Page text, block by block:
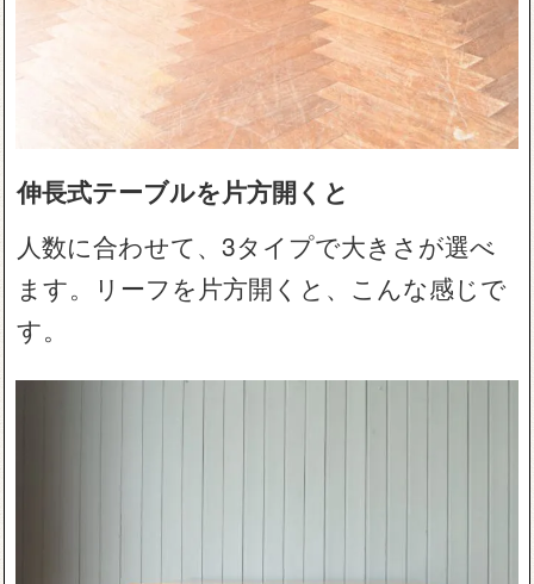
伸長式テーブルを片方開くと
人数に合わせて、3タイプで大きさが選べ
ます。リーフを片方開くと、こんな感じで
す。